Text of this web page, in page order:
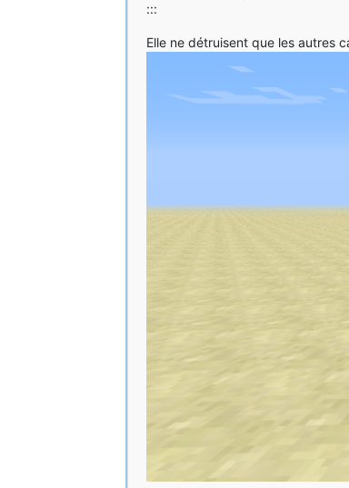
:::
Elle ne détruisent que les autres